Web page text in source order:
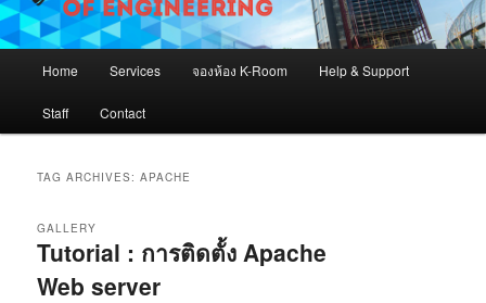
Home Services จองห้อง K-Room Help & Support
Staff Contact
TAG ARCHIVES:APACHE
Tutorial : การติดตั้ง Apache
Web server
GALLERY